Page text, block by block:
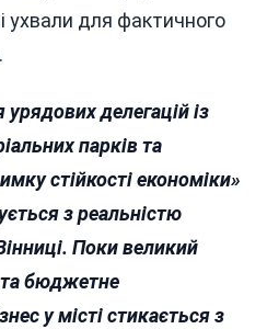
ухвали для фактичного
делегацій із
парків та
стійкості економіки»
з реальністю
Поки великий
та бюджетне
у місті стикається з